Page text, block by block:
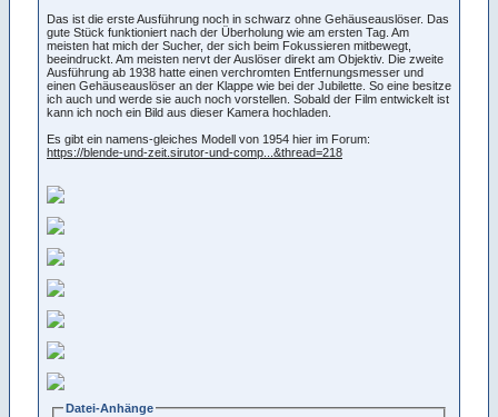
Das ist die erste Ausführung noch in schwarz ohne Gehäuseauslöser. Das
gute Stück funktioniert nach der Überholung wie am ersten Tag. Am
meisten hat mich der Sucher, der sich beim Fokussieren mitbewegt,
beeindruckt. Am meisten nervt der Auslöser direkt am Objektiv. Die zweite
Ausführung ab 1938 hatte einen verchromten Entfernungsmesser und
einen Gehäuseauslöser an der Klappe wie bei der Jubilette. So eine besitze
ich auch und werde sie auch noch vorstellen. Sobald der Film entwickelt ist
kann ich noch ein Bild aus dieser Kamera hochladen.
Es gibt ein namens-gleiches Modell von 1954 hier im Forum:
https://blende-und-zeit.sirutor-und-comp...&thread=218
Datei-Anhänge